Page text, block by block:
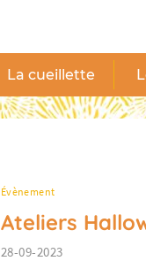
La cueillette
Évènement
Ateliers
28-09-2023